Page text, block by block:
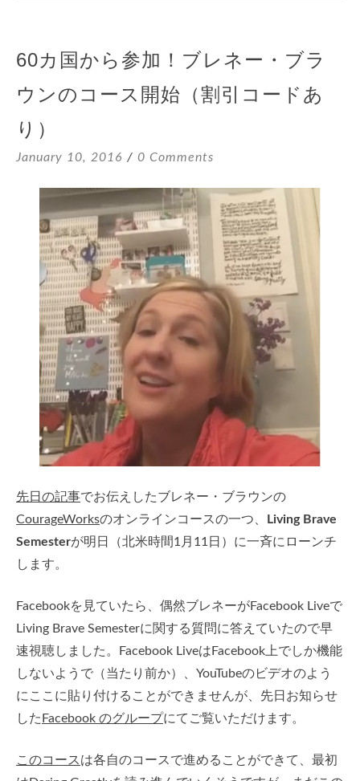
60カ国から参加！ブレネー・ブラ
ウンのコース開始（割引コードあ
り）
January 10, 2016 0 Comments
先日の記事でお伝えしたブレネー・ブラウンの
CourageWorksのオンラインコースの一つ、
Living Brave
Semesterが明日（北米時間1月11日）に一斉にローンチ
します。
Facebookを見ていたら、偶然ブレネーがFacebook Liveで
Living Brave Semesterに関する質問に答えていたので早
速視聴しました。Facebook LiveはFacebook上でしか機能
しないようで（当たり前か）、YouTubeのビデオのよう
にここに貼り付けることができませんが、先日お知らせ
した Facebook のグループにてご覧いただけます。
このコース は各自のコースで進めることができて、最初